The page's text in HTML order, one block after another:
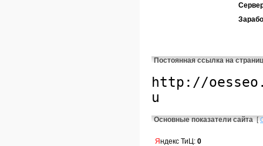
Постоянная ссылка на
Основные показатели сайта [
Яндекс ТиЦ: 0